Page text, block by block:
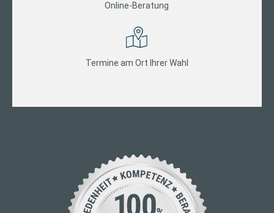
Online-Beratung
Termine am Ort Ihrer Wahl